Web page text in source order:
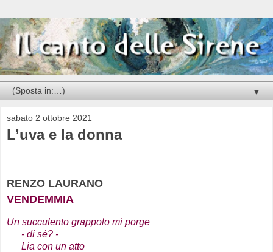
▼
sabato 2 ottobre 2021
L’uva e la donna
RENZO LAURANO
VENDEMMIA
Un succulento grappolo mi porge
- di sé? -
Lia con un atto